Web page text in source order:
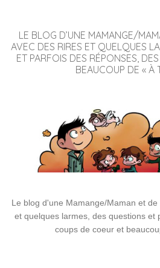
LE BLOG D’UNE MAMANGE/
AVEC DES RIRES ET QUELQUES
ET PARFOIS DES RÉPONSES,
BEAUCOUP DE « À
Le blog d'une Mamange/Maman et
et quelques larmes, des questions et
coups de coeur et